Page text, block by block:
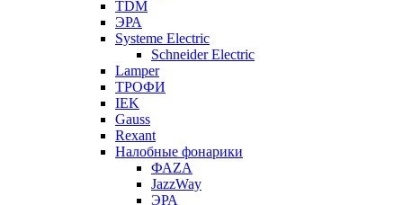
TDM
ЭРА
Systeme Electric
Schneider Electric
Lamper
ТРОФИ
IEK
Gauss
Rexant
Налобные фонарики
ФАZА
JazzWay
ЭРА